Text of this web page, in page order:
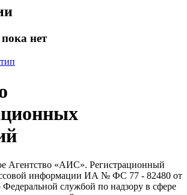
нет
Агентство «АИС». Регистрационный
информации ИА № ФС 77 - 82480 от
службой по надзору в сфере